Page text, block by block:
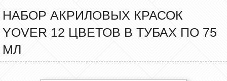
НАБОР АКРИЛОВЫХ КРАСОК
YOVER 12 ЦВЕТОВ В ТУБАХ ПО 75
МЛ